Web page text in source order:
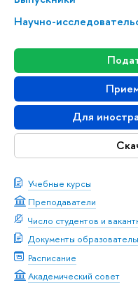
Научно-
Для
Учебные курсы
Преподаватели
Число студентов и
Документы
Расписание
Академический совет